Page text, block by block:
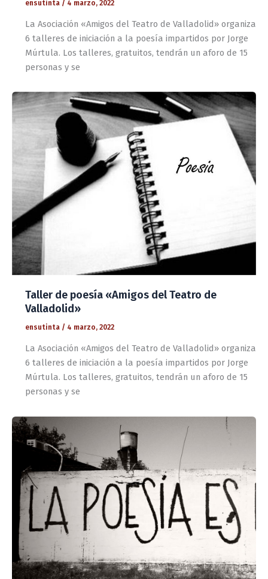
ensutinta / 4 marzo, 2022
La Asociación «Amigos del Teatro de Valladolid» organiza
6 talleres de iniciación a la poesía impartidos por Jorge
Múrtula. Los talleres, gratuitos, tendrán un aforo de 15
personas y se
Taller de poesía «Amigos del Teatro de
Valladolid»
ensutinta / 4 marzo, 2022
La Asociación «Amigos del Teatro de Valladolid» organiza
6 talleres de iniciación a la poesía impartidos por Jorge
Múrtula. Los talleres, gratuitos, tendrán un aforo de 15
personas y se